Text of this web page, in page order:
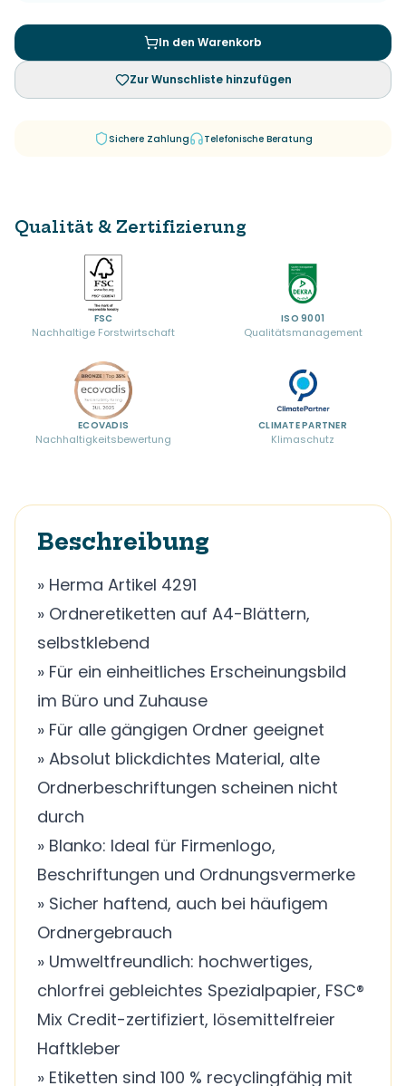
In den Warenkorb
Zur Wunschliste hinzufügen
Sichere Zahlung Telefonische Beratung
Qualität & Zertifizierung
FSC
Nachhaltige Forstwirtschaft
ISO 9001
Qualitätsmanagement
ECOVADIS
Nachhaltigkeitsbewertung
CLIMATE PARTNER
Klimaschutz
Beschreibung
» Herma Artikel 4291
» Ordneretiketten auf A4-Blättern,
selbstklebend
» Für ein einheitliches Erscheinungsbild
im Büro und Zuhause
» Für alle gängigen Ordner geeignet
» Absolut blickdichtes Material, alte
Ordnerbeschriftungen scheinen nicht
durch
» Blanko: Ideal für Firmenlogo,
Beschriftungen und Ordnungsvermerke
» Sicher haftend, auch bei häufigem
Ordnergebrauch
» Umweltfreundlich: hochwertiges,
chlorfrei gebleichtes Spezialpapier, FSC®
Mix Credit-zertifiziert, lösemittelfreier
Haftkleber
» Etiketten sind 100 % recyclingfähig mit